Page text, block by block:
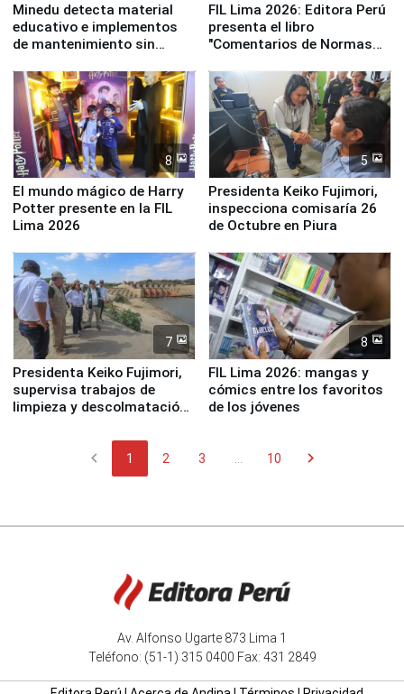
Minedu detecta material
educativo e implementos
de mantenimiento sin
la UGEL 2
FIL Lima 2026: Editora Perú
presenta el libro
"Comentarios de Normas
Derecho Colectivo"
8
El mundo mágico de Harry
Potter presente en la FIL
Lima 2026
5
Presidenta Keiko Fujimori,
inspecciona comisaría 26
de Octubre en Piura
7
Presidenta Keiko Fujimori,
supervisa trabajos de
limpieza y descolmatación
8
FIL Lima 2026: mangas y
cómics entre los favoritos
de los jóvenes
chevron_left 1 2 3 10 chevron_right
Av. Alfonso Ugarte 873 Lima 1
Teléfono: (51-1) 315 0400 Fax: 431 2849